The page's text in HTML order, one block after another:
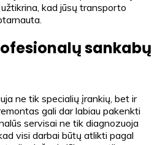
kad jūsų transporto
sankabų
ne tik specialių įrankių, bet ir
gali dar labiau pakenkti
servisai ne tik diagnozuoja
visi darbai būtų atlikti pagal